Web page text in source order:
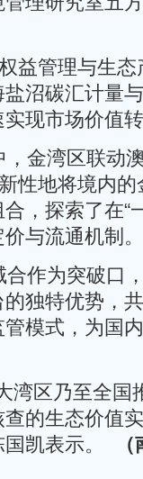
益管理与生态
沼碳汇计量
现市场价值
金湾区联动
性地将境内
，探索了在“
与流通机制。
作为突破口
独特优势，
模式，为国
湾区乃至全国
的生态价值
凯表示。